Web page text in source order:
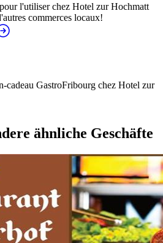
l'utiliser chez Hotel zur Hochmatt
commerces locaux!
cadeau GastroFribourg chez Hotel zur
ähnliche Geschäfte